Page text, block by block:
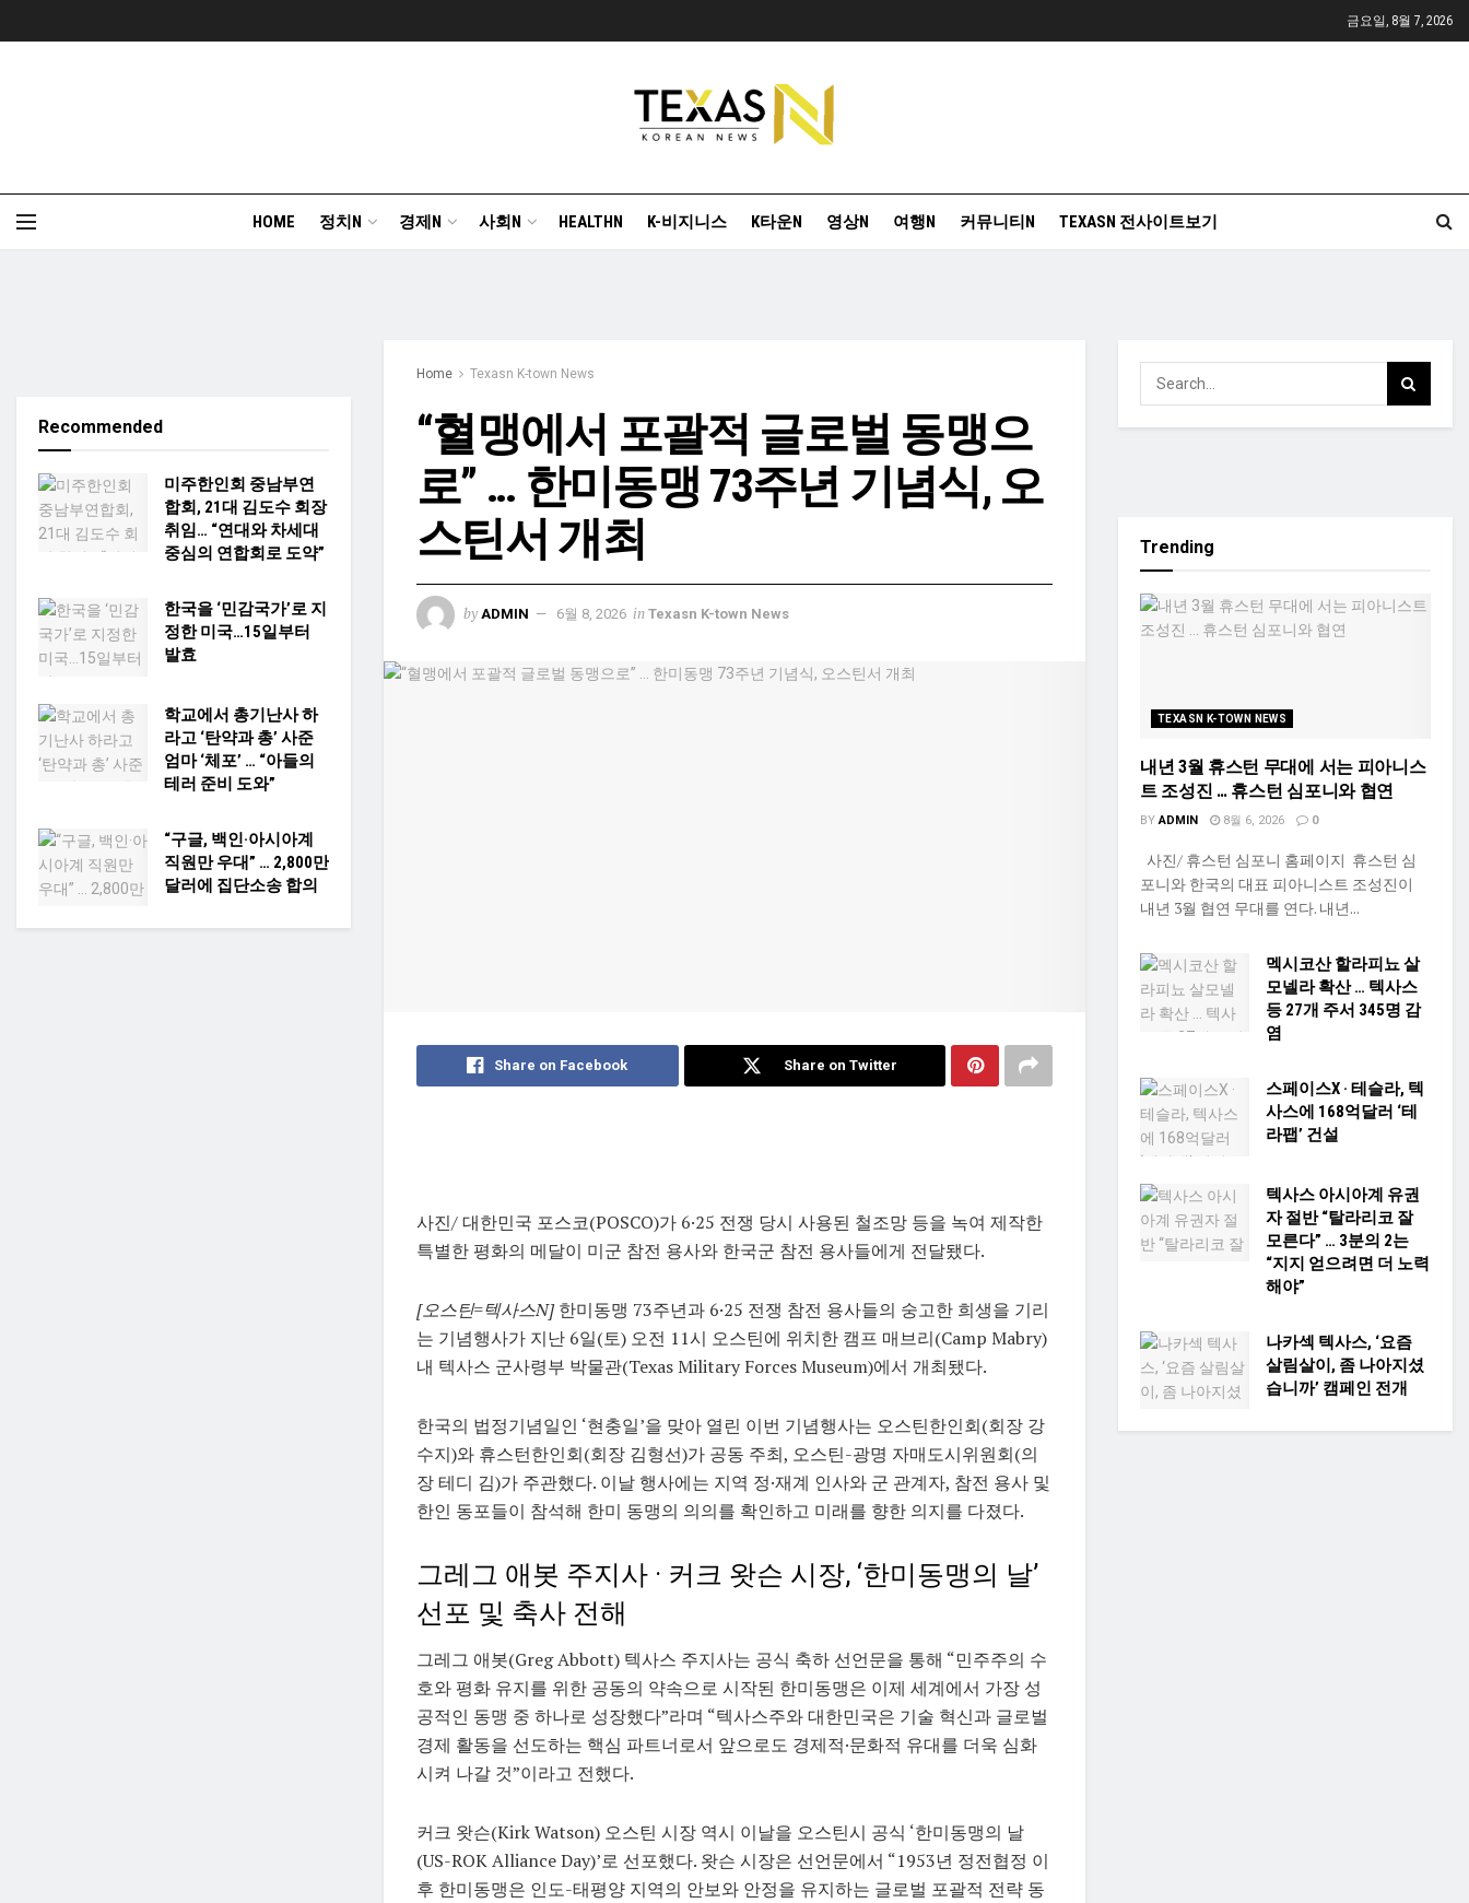
금요일, 8월 7, 2026
HOME 정치N 경제N 사회N HEALTHN K-비지니스 K타운N 영상N 여행N 커뮤니티N TEXASN 전사이트보기
Home Texasn K-town News
“혈맹에서 포괄적 글로벌 동맹으
로” … 한미동맹 73주년 기념식, 오
스틴서 개최
by ADMIN 6월 8, 2026 in Texasn K-town News
Share on Facebook Share on Twitter
사진/ 대한민국 포스코(POSCO)가 6·25 전쟁 당시 사용된 철조망 등을 녹여 제작한
특별한 평화의 메달이 미군 참전 용사와 한국군 참전 용사들에게 전달됐다.
[오스틴=텍사스N]한미동맹 73주년과 6·25 전쟁 참전 용사들의 숭고한 희생을 기리
는 기념행사가 지난 6일(토) 오전 11시 오스틴에 위치한 캠프 매브리(Camp Mabry)
내 텍사스 군사령부 박물관(Texas Military Forces Museum)에서 개최됐다.
한국의 법정기념일인 ‘현충일’을 맞아 열린 이번 기념행사는 오스틴한인회(회장 강
수지)와 휴스턴한인회(회장 김형선)가 공동 주최, 오스틴-광명 자매도시위원회(의
장 테디 김)가 주관했다. 이날 행사에는 지역 정·재계 인사와 군 관계자, 참전 용사 및
한인 동포들이 참석해 한미 동맹의 의의를 확인하고 미래를 향한 의지를 다졌다.
그레그 애봇 주지사 · 커크 왓슨 시장, ‘한미동맹의 날’
선포 및 축사 전해
그레그 애봇(Greg Abbott) 텍사스 주지사는 공식 축하 선언문을 통해 “민주주의 수
호와 평화 유지를 위한 공동의 약속으로 시작된 한미동맹은 이제 세계에서 가장 성
공적인 동맹 중 하나로 성장했다”라며 “텍사스주와 대한민국은 기술 혁신과 글로벌
경제 활동을 선도하는 핵심 파트너로서 앞으로도 경제적·문화적 유대를 더욱 심화
시켜 나갈 것”이라고 전했다.
커크 왓슨(Kirk Watson) 오스틴 시장 역시 이날을 오스틴시 공식 ‘한미동맹의 날
(US-ROK Alliance Day)’로 선포했다. 왓슨 시장은 선언문에서 “1953년 정전협정 이
후 한미동맹은 인도-태평양 지역의 안보와 안정을 유지하는 글로벌 포괄적 전략 동
Recommended
미주한인회 중남부연
합회, 21대 김도수 회장
취임… “연대와 차세대
중심의 연합회로 도약”
한국을 ‘민감국가’로 지
정한 미국…15일부터
발효​
학교에서 총기난사 하
라고 ‘탄약과 총’ 사준
엄마 ‘체포’ … “아들의
테러 준비 도와”
“구글, 백인·아시아계
직원만 우대” … 2,800만
달러에 집단소송 합의
Trending
TEXASN K-TOWN NEWS
내년 3월 휴스턴 무대에 서는 피아니스
트 조성진 … 휴스턴 심포니와 협연
BY ADMIN 8월 6, 2026 0
사진/ 휴스턴 심포니 홈페이지 휴스턴 심
포니와 한국의 대표 피아니스트 조성진이
내년 3월 협연 무대를 연다. 내년...
멕시코산 할라피뇨 살
모넬라 확산 … 텍사스
등 27개 주서 345명 감
염
스페이스X · 테슬라, 텍
사스에 168억달러 ‘테
라팹’ 건설
텍사스 아시아계 유권
자 절반 “탈라리코 잘
모른다” … 3분의 2는
“지지 얻으려면 더 노력
해야”
나카섹 텍사스, ‘요즘
살림살이, 좀 나아지셨
습니까’ 캠페인 전개